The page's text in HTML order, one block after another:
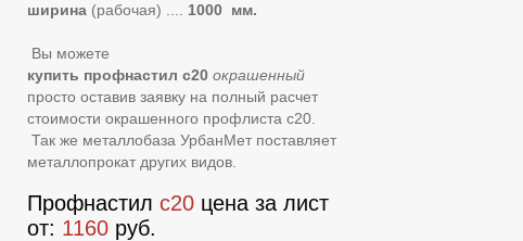
ширина (рабочая) .... 1000 мм.
Вы можете
купить профнастил с20 окрашенный
просто оставив заявку на полный расчет
стоимости окрашенного профлиста с20.
Так же металлобаза УрбанМет поставляет
металлопрокат других видов.
Профнастил с20 цена за лист
от: 1160 руб.